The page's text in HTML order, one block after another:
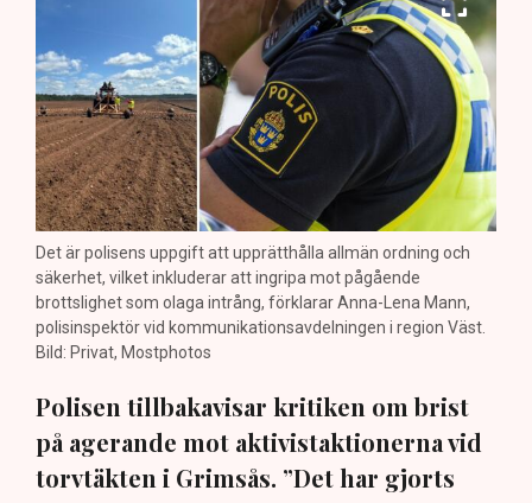
Det är polisens uppgift att upprätthålla allmän ordning och
säkerhet, vilket inkluderar att ingripa mot pågående
brottslighet som olaga intrång, förklarar Anna-Lena Mann,
polisinspektör vid kommunikationsavdelningen i region Väst.
Bild: Privat, Mostphotos
Polisen tillbakavisar kritiken om brist
på agerande mot aktivistaktionerna vid
torvtäkten i Grimsås. ”Det har gjorts